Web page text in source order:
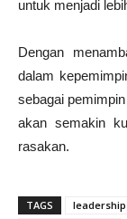
untuk menjadi
Dengan
dalam
sebagai
akan semakin
rasakan.
TAGS leadership